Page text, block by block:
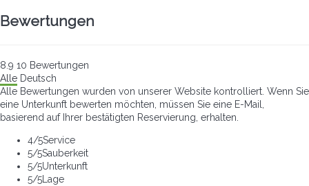
Bewertungen
8.9 10 Bewertungen
Alle Deutsch
Alle Bewertungen wurden von unserer Website kontrolliert. Wenn Sie
eine Unterkunft bewerten möchten, müssen Sie eine E-Mail,
basierend auf Ihrer bestätigten Reservierung, erhalten.
4/5Service
5/5Sauberkeit
5/5Unterkunft
5/5Lage